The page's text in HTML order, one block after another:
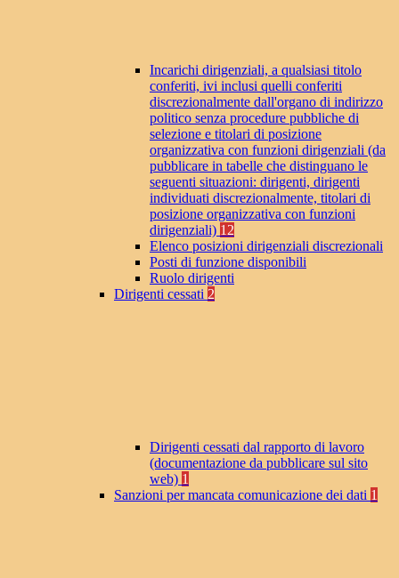
Incarichi dirigenziali, a qualsiasi titolo
conferiti, ivi inclusi quelli conferiti
discrezionalmente dall'organo di indirizzo
politico senza procedure pubbliche di
selezione e titolari di posizione
organizzativa con funzioni dirigenziali (da
pubblicare in tabelle che distinguano le
seguenti situazioni: dirigenti, dirigenti
individuati discrezionalmente, titolari di
posizione organizzativa con funzioni
dirigenziali) 12
Elenco posizioni dirigenziali discrezionali
Posti di funzione disponibili
Ruolo dirigenti
Dirigenti cessati 2
Dirigenti cessati dal rapporto di lavoro
(documentazione da pubblicare sul sito
web) 1
Sanzioni per mancata comunicazione dei dati 1